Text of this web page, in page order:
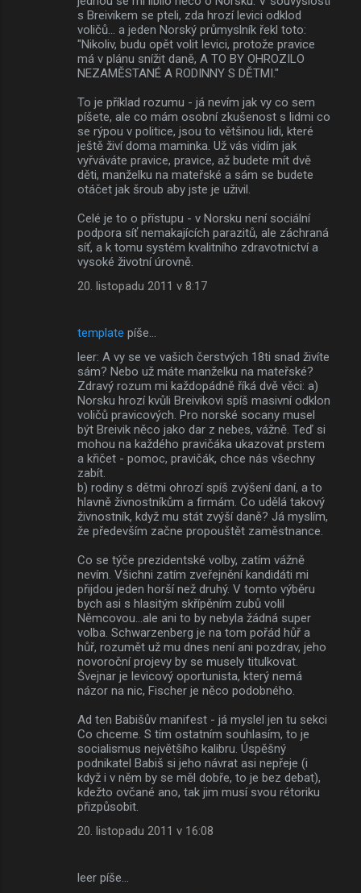
s Breivikem se pteli, zda hrozí levici odklod
voličů... a jeden Norský průmyslník řekl toto:
"Nikoliv, budu opět volit levici, protože pravice
má v plánu snížit daně, A TO BY OHROZILO
NEZAMĚSTANÉ A RODINNY S DĚTMI."
To je příklad rozumu - já nevím jak vy co sem
píšete, ale co mám osobní zkušenost s lidmi co
se rýpou v politice, jsou to většinou lidi, které
ještě živí doma maminka. Už vás vidím jak
vyřváváte pravice, pravice, až budete mít dvě
děti, manželku na mateřské a sám se budete
otáčet jak šroub aby jste je uživil.
Celé je to o přístupu - v Norsku není sociální
podpora síť nemakajících parazitů, ale záchraná
síť, a k tomu systém kvalitního zdravotnictví a
vysoké životní úrovně.
20. listopadu 2011 v 8:17
template píše…
leer: A vy se ve vašich čerstvých 18ti snad živíte
sám? Nebo už máte manželku na mateřské?
Zdravý rozum mi každopádně říká dvě věci: a)
Norsku hrozí kvůli Breivikovi spíš masivní odklon
voličů pravicových. Pro norské socany musel
být Breivik něco jako dar z nebes, vážně. Teď si
mohou na každého pravičáka ukazovat prstem
a křičet - pomoc, pravičák, chce nás všechny
zabít.
b) rodiny s dětmi ohrozí spíš zvýšení daní, a to
hlavně živnostníkům a firmám. Co udělá takový
živnostník, když mu stát zvýší daně? Já myslím,
že především začne propouštět zaměstnance.
Co se týče prezidentské volby, zatím vážně
nevím. Všichni zatím zveřejnění kandidáti mi
přijdou jeden horší než druhý. V tomto výběru
bych asi s hlasitým skřípěním zubů volil
Němcovou...ale ani to by nebyla žádná super
volba. Schwarzenberg je na tom pořád hůř a
hůř, rozumět už mu dnes není ani pozdrav, jeho
novoroční projevy by se musely titulkovat.
Švejnar je levicový oportunista, který nemá
názor na nic, Fischer je něco podobného.
Ad ten Babišův manifest - já myslel jen tu sekci
Co chceme. S tím ostatním souhlasím, to je
socialismus největšího kalibru. Úspěšný
podnikatel Babiš si jeho návrat asi nepřeje (i
když i v něm by se měl dobře, to je bez debat),
kdežto ovčané ano, tak jim musí svou rétoriku
přizpůsobit.
20. listopadu 2011 v 16:08
leer píše…